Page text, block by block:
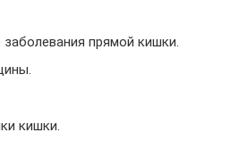
прямой кишки.
кишки.